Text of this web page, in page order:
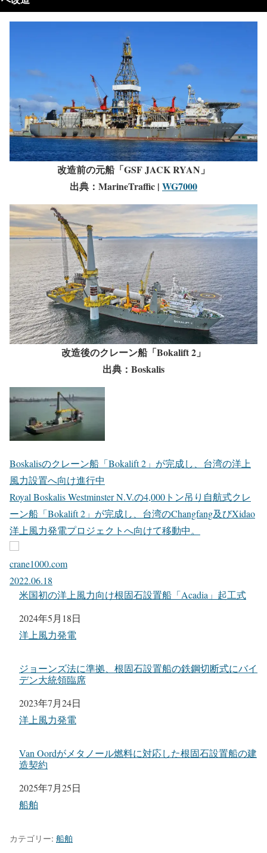
改造前の元船「GSF JACK RYAN」
出典：MarineTraffic | WG7000
改造後のクレーン船「Bokalift 2」
出典：Boskalis
Boskalisのクレーン船「Bokalift 2」が完成し、台湾の洋上
風力設置へ向け進行中
Royal Boskalis Westminster N.V.の4,000トン吊り自航式クレ
ーン船「Bokalift 2」が完成し、台湾のChangfang及びXidao
洋上風力発電プロジェクトへ向けて移動中。
crane1000.com
2022.06.18
米国初の洋上風力向け根固石設置船「Acadia」起工式
日付
2024年5月18日
関連理由
洋上風力発電
ジョーンズ法に準拠、根固石設置船の鉄鋼切断式にバイ
デン大統領臨席
日付
2023年7月24日
関連理由
洋上風力発電
Van Oordがメタノール燃料に対応した根固石設置船の建
造契約
日付
2025年7月25日
関連理由
船舶
カテゴリー: 船舶